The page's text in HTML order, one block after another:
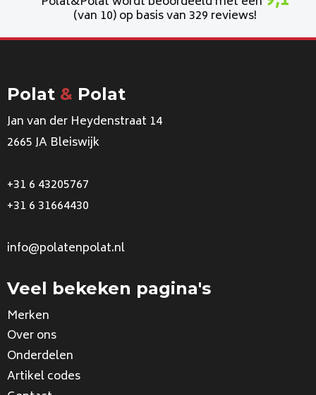
(van 10) op basis van 329 reviews!
Polat & Polat
Jan van der Heydenstraat 14
2665 JA Bleiswijk
+31 6 43205767
+31 6 31664430
info@polatenpolat.nl
Veel bekeken pagina's
Merken
Over ons
Onderdelen
Artikel codes